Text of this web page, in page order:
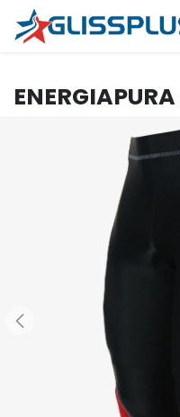
Se rendre au contenu
ENERGIAPURA